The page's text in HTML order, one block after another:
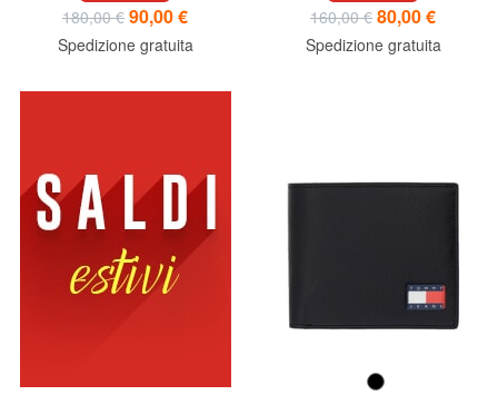
180,00 € 90,00 €
Spedizione gratuita
160,00 € 80,00 €
Spedizione gratuita